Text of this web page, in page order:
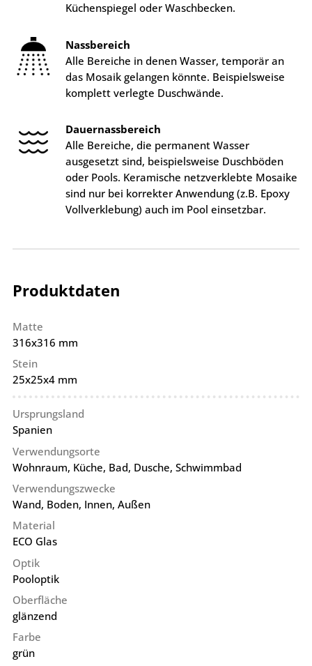
Küchenspiegel oder Waschbecken.
Nassbereich
Alle Bereiche in denen Wasser, temporär an
das Mosaik gelangen könnte. Beispielsweise
komplett verlegte Duschwände.
Dauernassbereich
Alle Bereiche, die permanent Wasser
ausgesetzt sind, beispielsweise Duschböden
oder Pools. Keramische netzverklebte Mosaike
sind nur bei korrekter Anwendung (z.B. Epoxy
Vollverklebung) auch im Pool einsetzbar.
Produktdaten
Matte
316x316 mm
Stein
25x25x4 mm
Ursprungsland
Spanien
Verwendungsorte
Wohnraum, Küche, Bad, Dusche, Schwimmbad
Verwendungszwecke
Wand, Boden, Innen, Außen
Material
ECO Glas
Optik
Pooloptik
Oberfläche
glänzend
Farbe
grün